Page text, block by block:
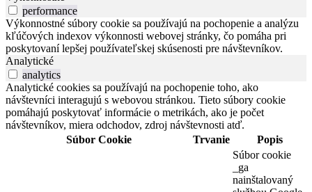
performance
Výkonnostné súbory cookie sa používajú na pochopenie a analýzu
kľúčových indexov výkonnosti webovej stránky, čo pomáha pri
poskytovaní lepšej používateľskej skúsenosti pre návštevníkov.
Analytické
analytics
Analytické cookies sa používajú na pochopenie toho, ako
návštevníci interagujú s webovou stránkou. Tieto súbory cookie
pomáhajú poskytovať informácie o metrikách, ako je počet
návštevníkov, miera odchodov, zdroj návštevnosti atď.
Súbor Cookie
Trvanie Popis
Súbor cookie
_ga
nainštalovaný